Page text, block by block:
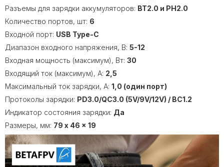
Разъемы для зарядки аккумуляторов: BT2.0 и PH2.0
Количество портов, шт: 6
Входной порт: USB Type-C
Диапазон входного напряжения, В: 5-12
Входная мощность (максимум), Вт: 30
Входящий ток (максимум), А: 2,5
Максимальный ток зарядки, А: 1,0 (один порт)
Протоколы зарядки: PD3.0/QC3.0 (5V/9V/12V) / BC1.2
Индикатор состояния зарядки: Да
Размеры, мм: 79 x 46 x 19